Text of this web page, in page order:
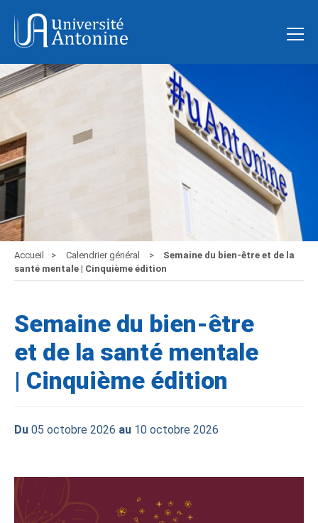
Accueil Calendrier général
Semaine du bien-être et de la
santé mentale | Cinquième édition
Semaine du bien-être
et de la santé mentale
| Cinquième édition
Du 05 octobre 2026 au 10 octobre 2026